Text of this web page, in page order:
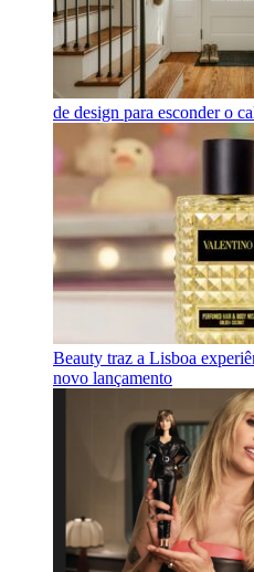
de design para esconder o
Beauty traz a Lisboa
novo lançamento